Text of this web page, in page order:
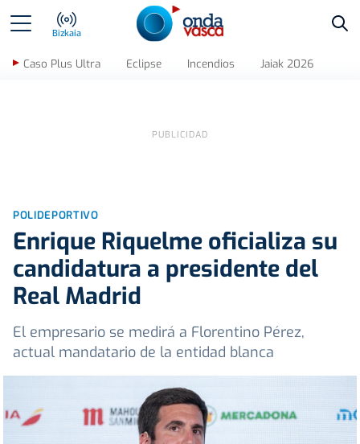
Bizkaia
Caso Plus Ultra Eclipse Incendios Jaiak 2026
POLIDEPORTIVO
Enrique Riquelme oficializa su
candidatura a presidente del
Real Madrid
El empresario se medirá a Florentino Pérez,
actual mandatario de la entidad blanca